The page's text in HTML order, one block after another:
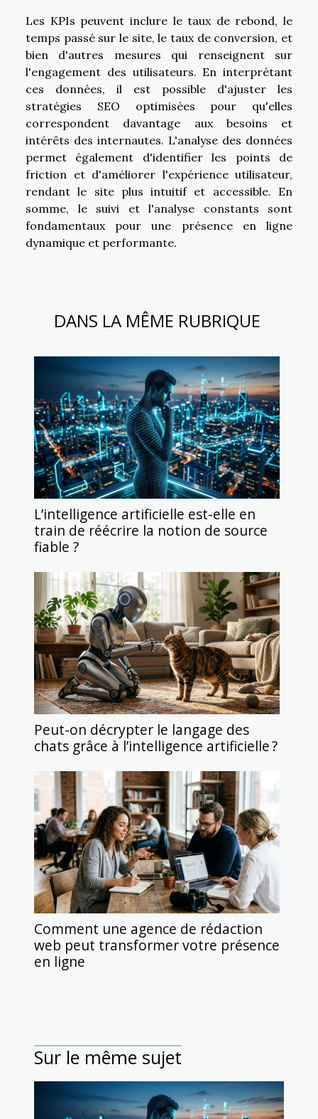
Les KPIs peuvent inclure le taux de rebond, le
temps passé sur le site, le taux de conversion, et
bien d'autres mesures qui renseignent sur
l'engagement des utilisateurs. En interprétant
ces données, il est possible d'ajuster les
stratégies SEO optimisées pour qu'elles
correspondent davantage aux besoins et
intérêts des internautes. L'analyse des données
permet également d'identifier les points de
friction et d'améliorer l'expérience utilisateur,
rendant le site plus intuitif et accessible. En
somme, le suivi et l'analyse constants sont
fondamentaux pour une présence en ligne
dynamique et performante.
DANS LA MÊME RUBRIQUE
L’intelligence artificielle est-elle en
train de réécrire la notion de source
fiable ?
Peut-on décrypter le langage des
chats grâce à l’intelligence artificielle ?
Comment une agence de rédaction
web peut transformer votre présence
en ligne
Sur le même sujet